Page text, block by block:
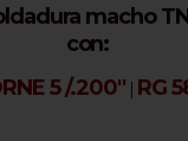
macho
con:
5 /.200''| RG